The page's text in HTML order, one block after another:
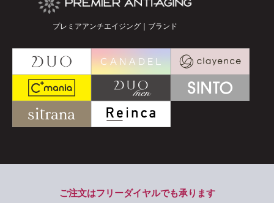
プレミアアンチエイジング｜ブランド
ご注文はフリーダイヤルでも承ります